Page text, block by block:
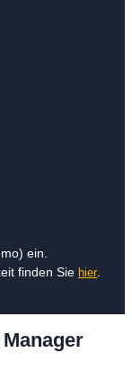
ein.
finden Sie hier.